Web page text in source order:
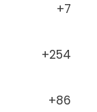
+7
+254
+86